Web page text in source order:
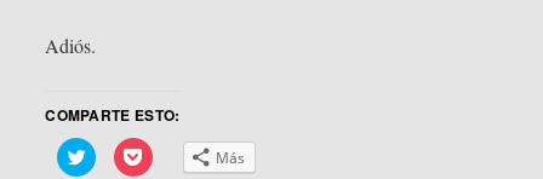
Adiós.
COMPARTE ESTO:
Haz
clic
Haz
clic Más